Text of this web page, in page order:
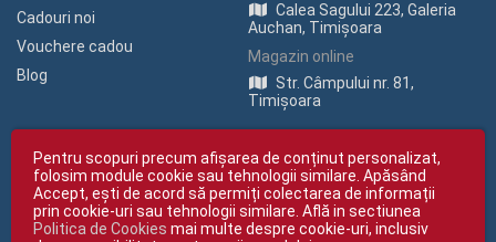
Cadouri noi
Vouchere cadou
Blog
Calea Sagului 223, Galeria
Auchan, Timișoara
Magazin online
Str. Câmpului nr. 81,
Timișoara
Copyright © giftexpress.ro | Toate drepturile rezervate
Pentru scopuri precum afișarea de conținut personalizat,
folosim module cookie sau tehnologii similare. Apăsând
Accept, ești de acord să permiți colectarea de informații
prin cookie-uri sau tehnologii similare. Află in sectiunea
Politica de Cookies mai multe despre cookie-uri, inclusiv